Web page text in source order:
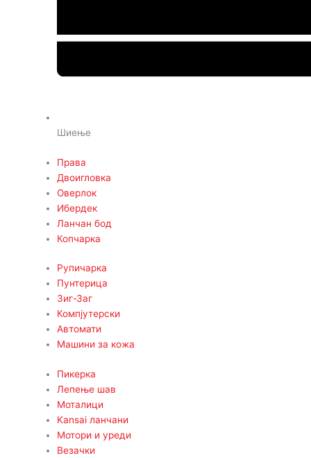
Шиење
Права
Двоигловка
Оверлок
Ибердек
Ланчан бод
Копчарка
Рупичарка
Пунтерица
Зиг-Заг
Компјутерски
Автомати
Машини за кожа
Пикерка
Лепење шав
Моталици
Kansai ланчани
Мотори и уреди
Везачки